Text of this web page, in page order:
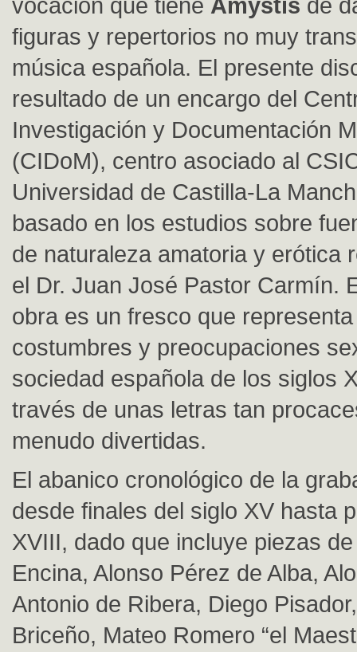
figuras y repertorios no muy
música española. El presente
resultado de un encargo del
Investigación y Documentación
(CIDoM), centro asociado al
Universidad de Castilla-La
basado en los estudios sobre
de naturaleza amatoria y erótica
el Dr. Juan José Pastor Carmín.
obra es un fresco que
costumbres y preocupaciones
sociedad española de los siglos
través de unas letras tan
menudo divertidas.
El abanico cronológico de la
desde finales del siglo XV hasta
XVIII, dado que incluye piezas
Encina, Alonso Pérez de Alba,
Antonio de Ribera, Diego
Briceño, Mateo Romero “el